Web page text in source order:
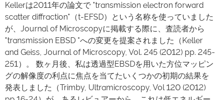
Kellerは2011年の論文で "transmission electron forward
scatter diffraction"（t-EFSD）という名称を使っていました
が、Journal of Microscopyに掲載する際に、査読者から
"transmission EBSD "への変更を提案されました（Keller
and Geiss, Journal of Microscopy, Vol. 245 (2012) pp. 245-
251）。 数ヶ月後、私は透過型EBSDを用いた方位マッピン
グの解像度の利点に焦点を当てたいくつかの初期の結果を
発表しました（Trimby, Ultramicroscopy, Vol 120 (2012)